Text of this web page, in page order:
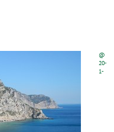
@
20-
1-